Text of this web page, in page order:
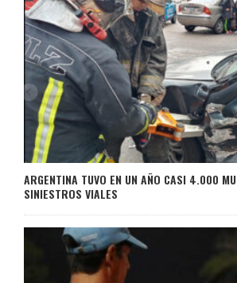
ARGENTINA TUVO EN UN AÑO CASI 4.000
SINIESTROS VIALES